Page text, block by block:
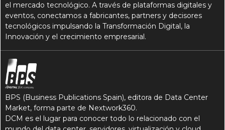
S Sostenibilidad
el mercado tecnológico. A través de plataformas digitales y
eventos, conectamos a fabricantes, partners y decisores
tecnológicos impulsando la Transformación Digital, la
Innovación y el crecimiento empresarial.
BPS (Business Publications Spain), editora de Data Center
Market, forma parte de Nextwork360.
DCM es el lugar para conocer todo lo relacionado con el